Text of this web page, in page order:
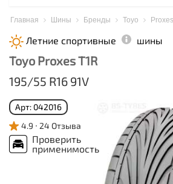
Главная Шины Бренды Toyo
Летние спортивные шины
Toyo Proxes T1R
195/55 R16 91V
Арт: 042016
4.9
24 Отзыва
Проверить
применимость